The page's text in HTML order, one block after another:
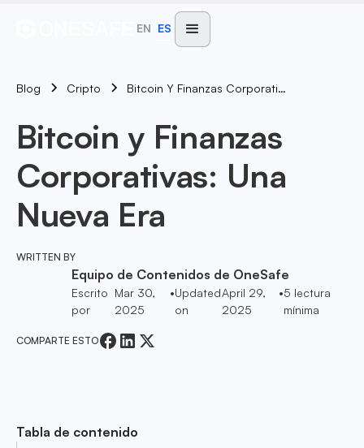
EN ES
Blog Cripto Bitcoin Y Finanzas Corporativas: Una Nueva Era
Bitcoin y Finanzas
Corporativas: Una
Nueva Era
WRITTEN BY
Equipo de Contenidos de OneSafe
Escrito
por
Mar 30,
2025
•Updated
on
April 29,
2025
•5 lectura
mínima
COMPARTE ESTO
Tabla de contenido